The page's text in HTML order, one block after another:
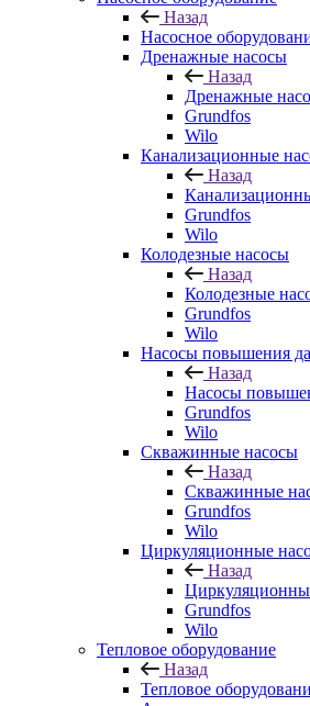
Назад
Насосное
Дренажные насосы
Назад
Дренажные
Grundfos
Wilo
Канализационные
Назад
Grundfos
Wilo
Колодезные насосы
Назад
Колодезные
Grundfos
Wilo
Насосы повышения
Назад
Насосы
Grundfos
Wilo
Скважинные насосы
Назад
Скважинные
Grundfos
Wilo
Циркуляционные
Назад
Grundfos
Wilo
Тепловое оборудование
Назад
Тепловое